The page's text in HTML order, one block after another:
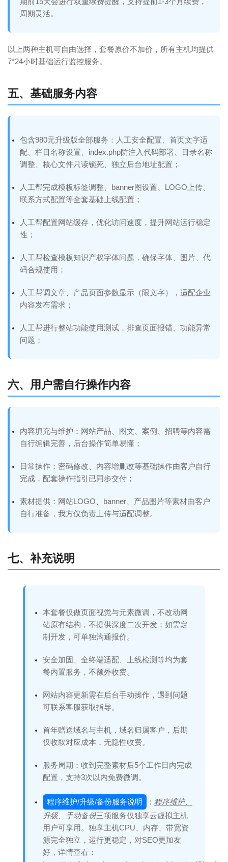
周期灵活。
以上两种主机可自由选择，套餐原价不加价，所有主机均提供
7*24小时基础运行监控服务。
五、基础服务内容
包含980元升级版全部服务：人工安全配置、首页文字适
配、栏目名称设置、index.php防注入代码部署、目录名称
调整、核心文件只读锁死、独立后台地址配置；
人工帮完成模板标签调整、banner图设置、LOGO上传、
联系方式配置等全套基础上线配置；
人工帮配置网站缓存，优化访问速度，提升网站运行稳定
性；
人工帮检查模板知识产权字体问题，确保字体、图片、代
码合规使用；
人工帮调文章、产品页面参数显示（限文字），适配企业
内容发布需求；
人工帮进行整站功能使用测试，排查页面报错、功能异常
问题；
六、用户需自行操作内容
内容填充与维护：网站产品、图文、案例、招聘等内容需
自行编辑完善，后台操作简单易懂；
日常操作：密码修改、内容增删改等基础操作由客户自行
完成，配套操作指引已同步交付；
素材提供：网站LOGO、banner、产品图片等素材由客户
自行准备，我方仅负责上传与适配调整。
七、补充说明
本套餐仅做页面视觉与元素微调，不改动网
站原有结构，不提供深度二次开发；如需定
制开发，可单独沟通报价。
安全加固、全终端适配、上线检测等均为套
餐内置服务，不额外收费。
网站内容更新需在后台手动操作，遇到问题
可联系客服获取指导。
首年赠送域名与主机，域名归属客户，后期
仅收取对应成本，无隐性收费。
服务周期：收到完整素材后5个工作日内完成
配置，支持3次以内免费微调。
程序维护/升级/备份服务说明 ： 程序维护、
升级、手动备份三项服务仅独享云虚拟主机
用户可享用。独享主机CPU、内存、带宽资
源完全独立，运行更稳定，对SEO更加友
好，详情查看：